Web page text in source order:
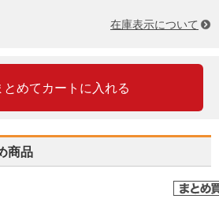
在庫表示について
とめてカートに入れる
商品